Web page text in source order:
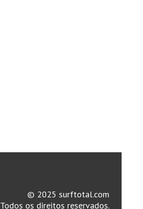
© 2025 surftotal.com
Todos os direitos reservados.